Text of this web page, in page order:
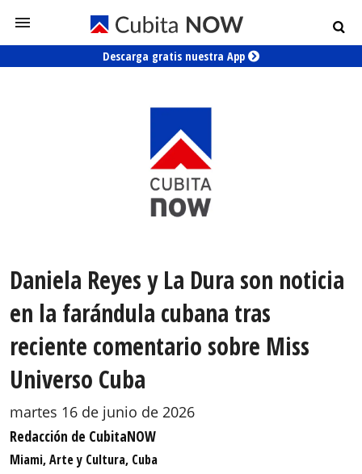
Descarga gratis nuestra App
Daniela Reyes y La Dura son noticia
en la farándula cubana tras
reciente comentario sobre Miss
Universo Cuba
martes 16 de junio de 2026
Redacción de CubitaNOW
Miami, Arte y Cultura, Cuba